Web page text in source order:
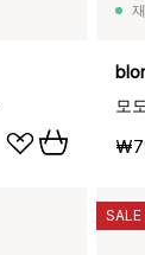
모
SALE